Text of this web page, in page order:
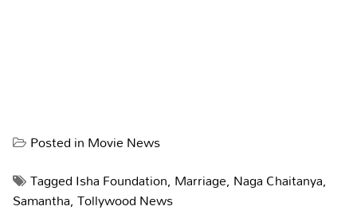
Posted inMovie News
TaggedIsha Foundation, Marriage, Naga Chaitanya,
Samantha,Tollywood News